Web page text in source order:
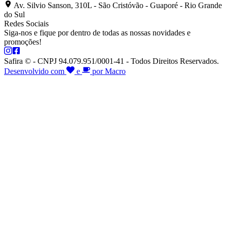
Av. Silvio Sanson, 310L - São Cristóvão - Guaporé - Rio Grande
do Sul
Redes Sociais
Siga-nos e fique por dentro de todas as nossas novidades e
promoções!
Safira © - CNPJ 94.079.951/0001-41 - Todos Direitos Reservados.
Desenvolvido com
e por Macro